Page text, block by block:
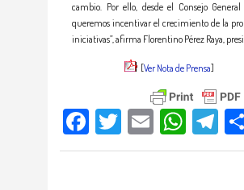
cambio. Por ello, desde el Consejo
queremos incentivar el crecimiento de la
iniciativas”, afirma Florentino Pérez Raya,
[Ver Nota de Prensa]
Facebook
TwitterEmail